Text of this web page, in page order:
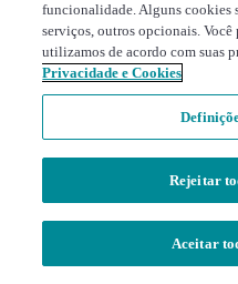
funcionalidade. Alguns cookies
serviços, outros opcionais.
utilizamos de acordo com suas
Privacidade e Cookies
Rejeitar
Aceitar